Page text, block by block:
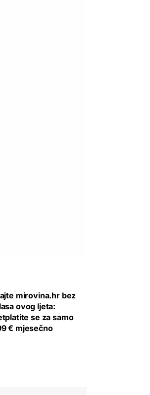
mirovina.hr bez
ovog ljeta:
se za samo
€ mjesečno